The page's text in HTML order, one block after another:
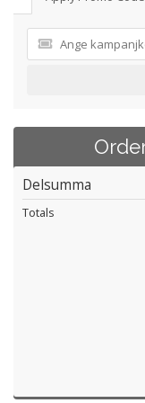
Delsumma
Totals